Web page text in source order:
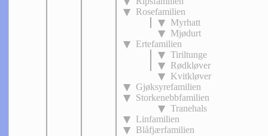
Rosefamilien
Myrhatt
Mjødurt
Ertefamilien
Tiriltunge
Rødkløver
Kvitkløver
Gjøksyrefamilien
Storkenebbfamilien
Tranehals
Linfamilien
Blåfjærfamilien